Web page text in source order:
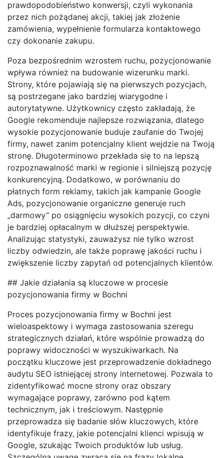
prawdopodobieństwo konwersji, czyli wykonania
przez nich pożądanej akcji, takiej jak złożenie
zamówienia, wypełnienie formularza kontaktowego
czy dokonanie zakupu.
Poza bezpośrednim wzrostem ruchu, pozycjonowanie
wpływa również na budowanie wizerunku marki.
Strony, które pojawiają się na pierwszych pozycjach,
są postrzegane jako bardziej wiarygodne i
autorytatywne. Użytkownicy często zakładają, że
Google rekomenduje najlepsze rozwiązania, dlatego
wysokie pozycjonowanie buduje zaufanie do Twojej
firmy, nawet zanim potencjalny klient wejdzie na Twoją
stronę. Długoterminowo przekłada się to na lepszą
rozpoznawalność marki w regionie i silniejszą pozycję
konkurencyjną. Dodatkowo, w porównaniu do
płatnych form reklamy, takich jak kampanie Google
Ads, pozycjonowanie organiczne generuje ruch
„darmowy” po osiągnięciu wysokich pozycji, co czyni
je bardziej opłacalnym w dłuższej perspektywie.
Analizując statystyki, zauważysz nie tylko wzrost
liczby odwiedzin, ale także poprawę jakości ruchu i
zwiększenie liczby zapytań od potencjalnych klientów.
## Jakie działania są kluczowe w procesie
pozycjonowania firmy w Bochni
Proces pozycjonowania firmy w Bochni jest
wieloaspektowy i wymaga zastosowania szeregu
strategicznych działań, które wspólnie prowadzą do
poprawy widoczności w wyszukiwarkach. Na
początku kluczowe jest przeprowadzenie dokładnego
audytu SEO istniejącej strony internetowej. Pozwala to
zidentyfikować mocne strony oraz obszary
wymagające poprawy, zarówno pod kątem
technicznym, jak i treściowym. Następnie
przeprowadza się badanie słów kluczowych, które
identyfikuje frazy, jakie potencjalni klienci wpisują w
Google, szukając Twoich produktów lub usług.